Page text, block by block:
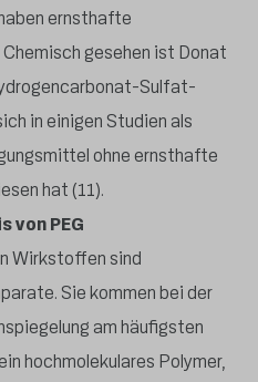
ernsthafte
gesehen ist Donat
Sulfat-
in einigen Studien als
ohne ernsthafte
hat (11).
von PEG
Wirkstoffen sind
Sie kommen bei der
am häufigsten
hochmolekulares Polymer,